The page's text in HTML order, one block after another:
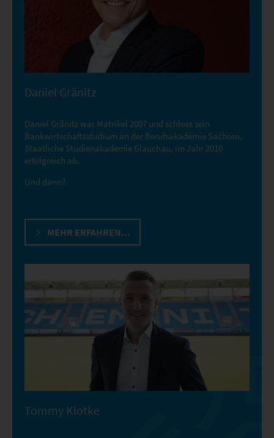
Daniel Gränitz
Daniel Gränitz war Matrikel 2007 und schloss sein
Bankwirtschaftsstudium an der Berufsakademie Sachsen,
Staatliche Studienakademie Glauchau, im Jahr 2010
erfolgreich ab.
Und dann?
MEHR ERFAHREN...
Tommy Klotke